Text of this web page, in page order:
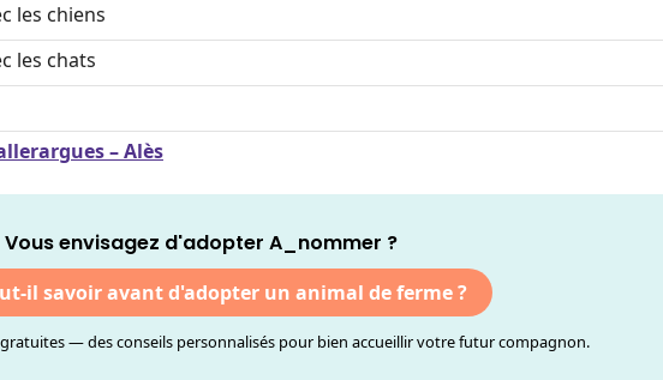
les chiens
les chats
– Alès
Vous envisagez d'adopter A_nommer ?
il savoir avant d'adopter un animal de ferme ?
— des conseils personnalisés pour bien accueillir votre futur compagnon.